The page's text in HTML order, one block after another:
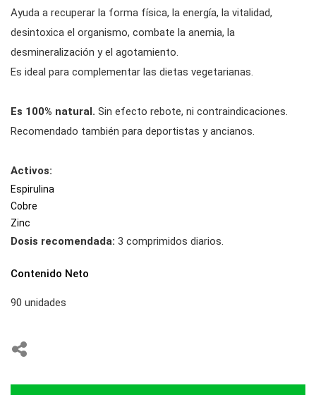
Ayuda a recuperar la forma física, la energía, la vitalidad,
desintoxica el organismo, combate la anemia, la
desmineralización y el agotamiento.
Es ideal para complementar las dietas vegetarianas.
Es 100% natural. Sin efecto rebote, ni contraindicaciones.
Recomendado también para deportistas y ancianos.
Activos:
Espirulina
Cobre
Zinc
Dosis recomendada: 3 comprimidos diarios.
Contenido Neto
90 unidades